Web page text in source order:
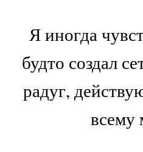
Я иногда
будто создал
радуг,
всему